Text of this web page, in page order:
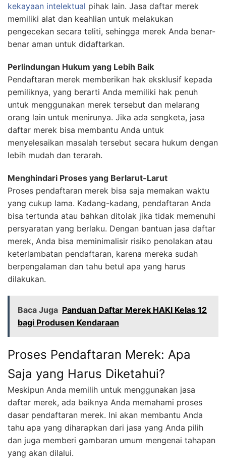
kekayaan intelektual pihak lain. Jasa daftar merek
memiliki alat dan keahlian untuk melakukan
pengecekan secara teliti, sehingga merek Anda benar-
benar aman untuk didaftarkan.
Perlindungan Hukum yang Lebih Baik
Pendaftaran merek memberikan hak eksklusif kepada
pemiliknya, yang berarti Anda memiliki hak penuh
untuk menggunakan merek tersebut dan melarang
orang lain untuk menirunya. Jika ada sengketa, jasa
daftar merek bisa membantu Anda untuk
menyelesaikan masalah tersebut secara hukum dengan
lebih mudah dan terarah.
Menghindari Proses yang Berlarut-Larut
Proses pendaftaran merek bisa saja memakan waktu
yang cukup lama. Kadang-kadang, pendaftaran Anda
bisa tertunda atau bahkan ditolak jika tidak memenuhi
persyaratan yang berlaku. Dengan bantuan jasa daftar
merek, Anda bisa meminimalisir risiko penolakan atau
keterlambatan pendaftaran, karena mereka sudah
berpengalaman dan tahu betul apa yang harus
dilakukan.
Baca Juga Panduan Daftar Merek HAKI Kelas 12
bagi Produsen Kendaraan
Proses Pendaftaran Merek: Apa
Saja yang Harus Diketahui?
Meskipun Anda memilih untuk menggunakan jasa
daftar merek, ada baiknya Anda memahami proses
dasar pendaftaran merek. Ini akan membantu Anda
tahu apa yang diharapkan dari jasa yang Anda pilih
dan juga memberi gambaran umum mengenai tahapan
yang akan dilalui.